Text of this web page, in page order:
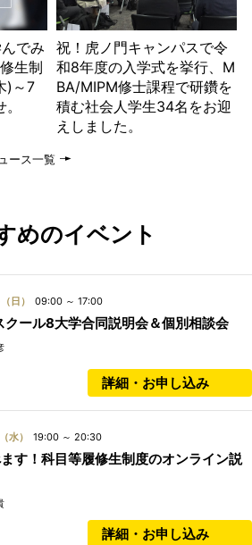
でみ
生制
)～7
祝！虎ノ門キャンパスで令
和8年度の入学式を挙行、M
BA/MIPM修士課程で研鑽を
積む社会人学生34名をお迎
えしました。
ース一覧
めのイベント
（日） 09:00 ～ 17:00
ール8大学合同説明会＆個別相談会
詳細・お申し込み
（水） 19:00 ～ 20:30
す！科目等履修生制度のオンライン説
詳細・お申し込み